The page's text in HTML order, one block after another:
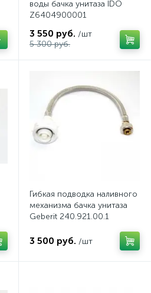
воды бачка унитаза IDO
Z6404900001
3 550 руб. /шт
5 300 руб.
Гибкая подводка наливного
механизма бачка унитаза
Geberit 240.921.00.1
3 500 руб. /шт